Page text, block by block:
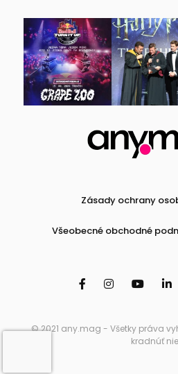
Zásady ochrany
Všeobecné obchodné
© 2021 any.mag - Všetky práva
kradnúť nie